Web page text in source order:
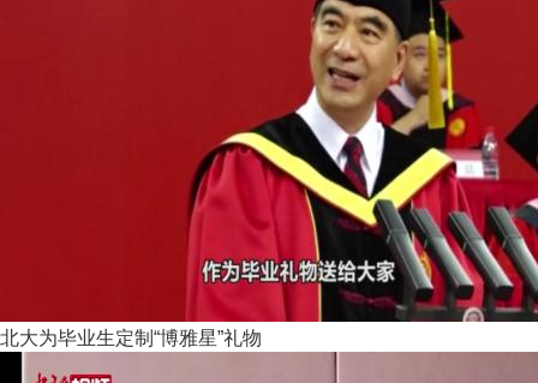
北大为毕业生定制“博雅星”礼物